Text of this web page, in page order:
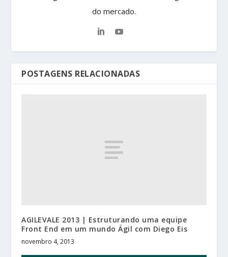
do mercado.
POSTAGENS RELACIONADAS
AGILEVALE 2013 | Estruturando uma equipe
Front End em um mundo Ágil com Diego Eis
novembro 4, 2013